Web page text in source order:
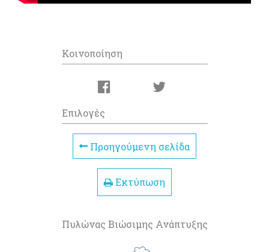
Κοινοποίηση
Επιλογές
Προηγούμενη σελίδα
Εκτύπωση
Πυλώνας Βιώσιμης Ανάπτυξης